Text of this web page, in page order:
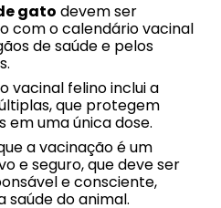
gato devem ser
com o calendário vacinal
de saúde e pelos
vacinal felino inclui a
que protegem
em uma única dose.
a vacinação é um
e seguro, que deve ser
e consciente,
do animal.